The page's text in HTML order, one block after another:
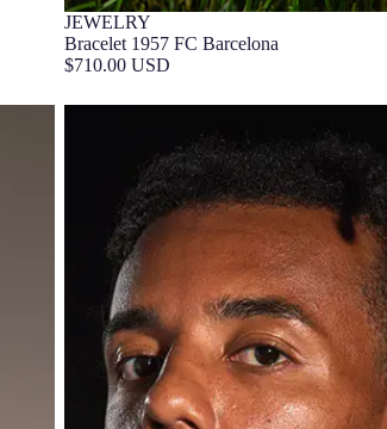
JEWELRY
Bracelet 1957 FC Barcelona
$710.00 USD